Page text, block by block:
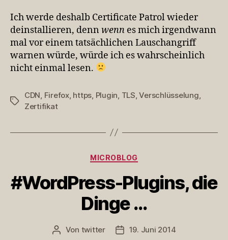
Ich werde deshalb Certificate Patrol wieder
deinstallieren, denn wenn es mich irgendwann
mal vor einem tatsächlichen Lauschangriff
warnen würde, würde ich es wahrscheinlich
nicht einmal lesen.
Schlagwörter
CDN Firefox, https Plugin TLS ,Verschlüsselung
Zertifikat
Kategorien
MICROBLOG
#WordPress-Plugins, die
Dinge …
Beitragsautor
Von twitter Veröffentlichungsdatum
19. Juni 2014